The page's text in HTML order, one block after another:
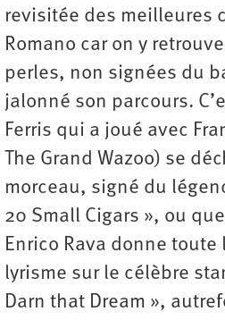
revisitée des meilleures
Romano car on y
perles, non signées du
jalonné son parcours.
Ferris qui a joué avec
The Grand Wazoo) se
morceau, signé du
20 Small Cigars », ou
Enrico Rava donne toute
lyrisme sur le célèbre
Darn that Dream »,